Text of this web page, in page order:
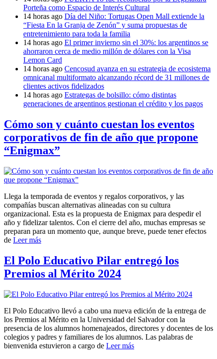
Porteña como Espacio de Interés Cultural
14 horas ago Día del Niño: Tortugas Open Mall extiende la
“Fiesta En la Granja de Zenón” y suma propuestas de
entretenimiento para toda la familia
14 horas ago El primer invierno sin el 30%: los argentinos se
ahorraron cerca de medio millón de dólares con la Visa
Lemon Card
14 horas ago Cencosud avanza en su estrategia de ecosistema
omnicanal multiformato alcanzando récord de 31 millones de
clientes activos fidelizados
14 horas ago Estrategas de bolsillo: cómo distintas
generaciones de argentinos gestionan el crédito y los pagos
Cómo son y cuánto cuestan los eventos
corporativos de fin de año que propone
“Enigmax”
Llega la temporada de eventos y regalos corporativos, y las
compañías buscan alternativas alineadas con su cultura
organizacional. Esta es la propuesta de Enigmax para despedir el
año y fidelizar talentos. Con el cierre del año, muchas empresas se
preparan para un momento que, aunque breve, puede tener efectos
de Leer más
El Polo Educativo Pilar entregó los
Premios al Mérito 2024
El Polo Educativo llevó a cabo una nueva edición de la entrega de
los Premios al Mérito en la Universidad del Salvador con la
presencia de los alumnos homenajeados, directores y docentes de los
colegios y padres y familiares de los alumnos. Las palabras de
bienvenida estuvieron a cargo de Leer más